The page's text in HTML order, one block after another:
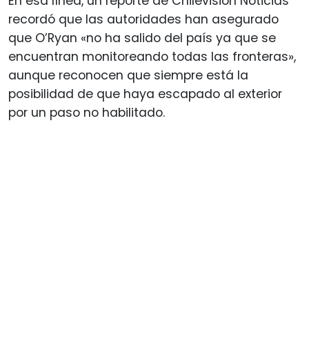
recordó que las autoridades han asegurado
que O’Ryan «no ha salido del país ya que se
encuentran monitoreando todas las fronteras»,
aunque reconocen que siempre está la
posibilidad de que haya escapado al exterior
por un paso no habilitado.